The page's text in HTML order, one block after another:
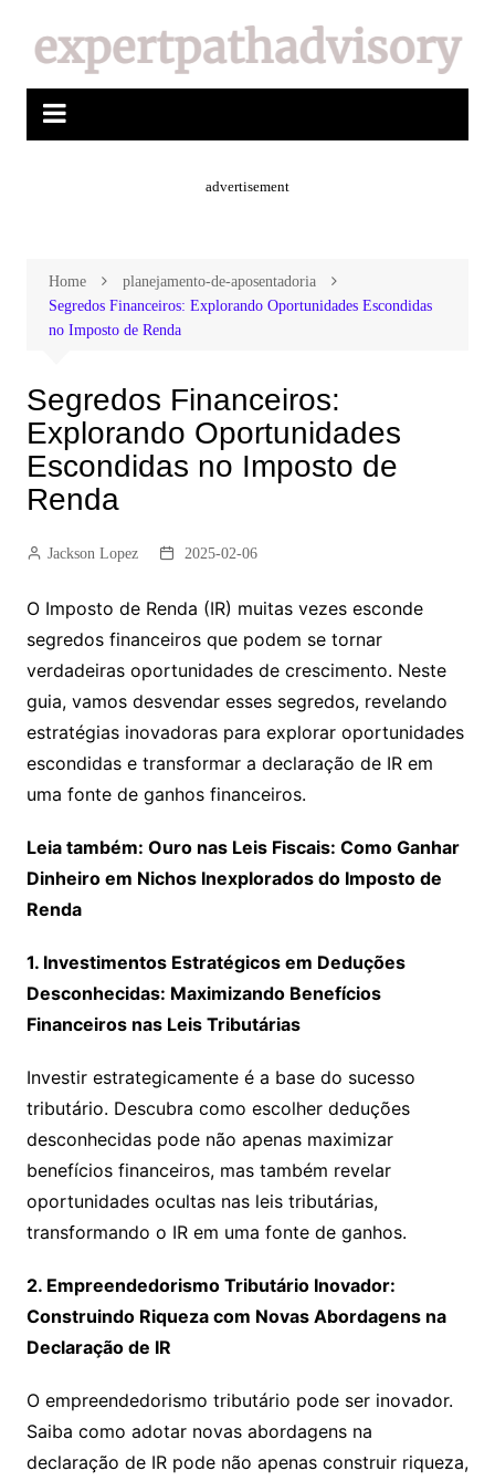
advertisement
Home
planejamento-de-aposentadoria
Segredos Financeiros: Explorando Oportunidades Escondidas
no Imposto de Renda
Segredos Financeiros:
Explorando Oportunidades
Escondidas no Imposto de
Renda
Jackson Lopez 2025-02-06
O Imposto de Renda (IR) muitas vezes esconde
segredos financeiros que podem se tornar
verdadeiras oportunidades de crescimento. Neste
guia, vamos desvendar esses segredos, revelando
estratégias inovadoras para explorar oportunidades
escondidas e transformar a declaração de IR em
uma fonte de ganhos financeiros.
Leia também: Ouro nas Leis Fiscais: Como Ganhar
Dinheiro em Nichos Inexplorados do Imposto de
Renda
1. Investimentos Estratégicos em Deduções
Desconhecidas: Maximizando Benefícios
Financeiros nas Leis Tributárias
Investir estrategicamente é a base do sucesso
tributário. Descubra como escolher deduções
desconhecidas pode não apenas maximizar
benefícios financeiros, mas também revelar
oportunidades ocultas nas leis tributárias,
transformando o IR em uma fonte de ganhos.
2. Empreendedorismo Tributário Inovador:
Construindo Riqueza com Novas Abordagens na
Declaração de IR
O empreendedorismo tributário pode ser inovador.
Saiba como adotar novas abordagens na
declaração de IR pode não apenas construir riqueza,